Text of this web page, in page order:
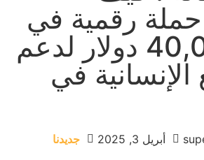
رقمية في
جمع 40,000 دولار لدعم
الإنسانية في
أبريل 3, 2025 جديدنا